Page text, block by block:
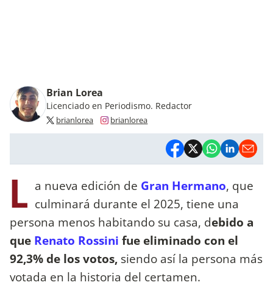
Brian Lorea
Licenciado en Periodismo. Redactor
brianlorea brianlorea
L a nueva edición de Gran Hermano, que
culminará durante el 2025, tiene una
persona menos habitando su casa, debido a
que Renato Rossini fue eliminado con el
92,3% de los votos, siendo así la persona más
votada en la historia del certamen.